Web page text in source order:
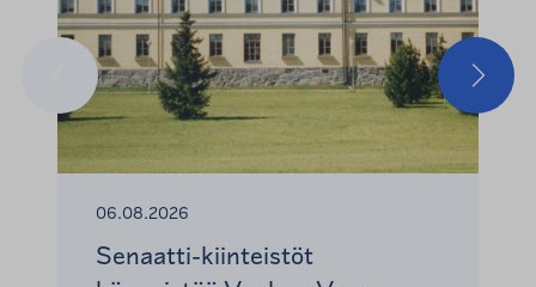
Edellinen
06.08.2026
Senaatti-kiinteistöt